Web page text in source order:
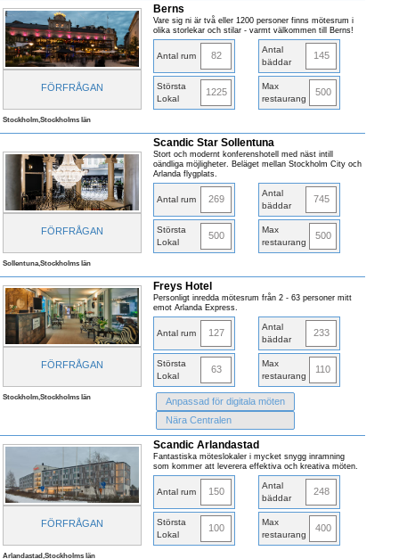
FÖRFRÅGAN
Berns
Vare sig ni är två eller 1200 personer finns mötesrum i
olika storlekar och stilar - varmt välkommen till Berns!
Antal rum 82
Antal
bäddar
145
Största
Lokal
1225
Max
restaurang
500
Stockholm,Stockholms län
FÖRFRÅGAN
Scandic Star Sollentuna
Stort och modernt konferenshotell med näst intill
oändliga möjligheter. Beläget mellan Stockholm City och
Arlanda flygplats.
Antal rum 269
Antal
bäddar
745
Största
Lokal
500
Max
restaurang
500
Sollentuna,Stockholms län
FÖRFRÅGAN
Freys Hotel
Personligt inredda mötesrum från 2 - 63 personer mitt
emot Arlanda Express.
Antal rum 127
Antal
bäddar
233
Största
Lokal
63
Max
restaurang
110
Stockholm,Stockholms län
Anpassad för digitala möten
Nära Centralen
FÖRFRÅGAN
Scandic Arlandastad
Fantastiska möteslokaler i mycket snygg inramning
som kommer att leverera effektiva och kreativa möten.
Antal rum 150
Antal
bäddar
248
Största
Lokal
100
Max
restaurang
400
Arlandastad,Stockholms län